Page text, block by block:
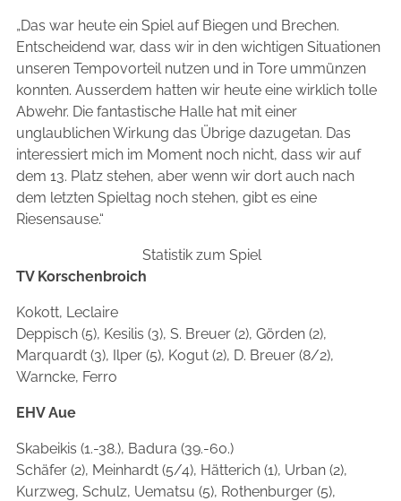
„Das war heute ein Spiel auf Biegen und Brechen.
Entscheidend war, dass wir in den wichtigen Situationen
unseren Tempovorteil nutzen und in Tore ummünzen
konnten. Ausserdem hatten wir heute eine wirklich tolle
Abwehr. Die fantastische Halle hat mit einer
unglaublichen Wirkung das Übrige dazugetan. Das
interessiert mich im Moment noch nicht, dass wir auf
dem 13. Platz stehen, aber wenn wir dort auch nach
dem letzten Spieltag noch stehen, gibt es eine
Riesensause.“
Statistik zum Spiel
TV Korschenbroich
Kokott, Leclaire
Deppisch (5), Kesilis (3), S. Breuer (2), Görden (2),
Marquardt (3), Ilper (5), Kogut (2), D. Breuer (8/2),
Warncke, Ferro
EHV Aue
Skabeikis (1.-38.), Badura (39.-60.)
Schäfer (2), Meinhardt (5/4), Hätterich (1), Urban (2),
Kurzweg, Schulz, Uematsu (5), Rothenburger (5),